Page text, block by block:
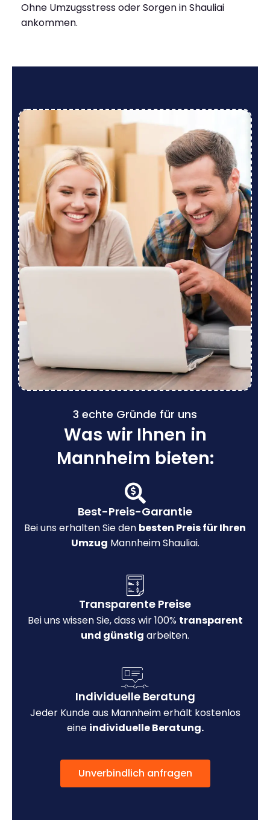
Ohne Umzugsstress oder Sorgen in Shauliai
ankommen.
3 echte Gründe für uns
Was wir Ihnen in
Mannheim bieten:
Best-Preis-Garantie
Bei uns erhalten Sie den besten Preis für Ihren
Umzug Mannheim Shauliai.
Transparente Preise
Bei uns wissen Sie, dass wir 100% transparent
und günstig arbeiten.
Individuelle Beratung
Jeder Kunde aus Mannheim erhält kostenlos
eine individuelle Beratung.
Unverbindlich anfragen